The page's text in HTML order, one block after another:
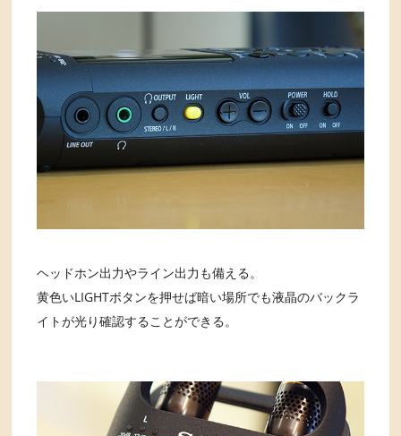
ヘッドホン出力やライン出力も備える。
黄色いLIGHTボタンを押せば暗い場所でも液晶のバックラ
イトが光り確認することができる。